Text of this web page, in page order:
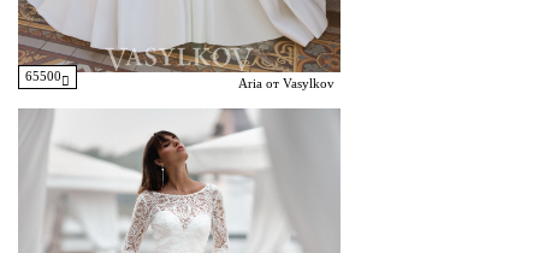
65500 Aria от Vasylkov